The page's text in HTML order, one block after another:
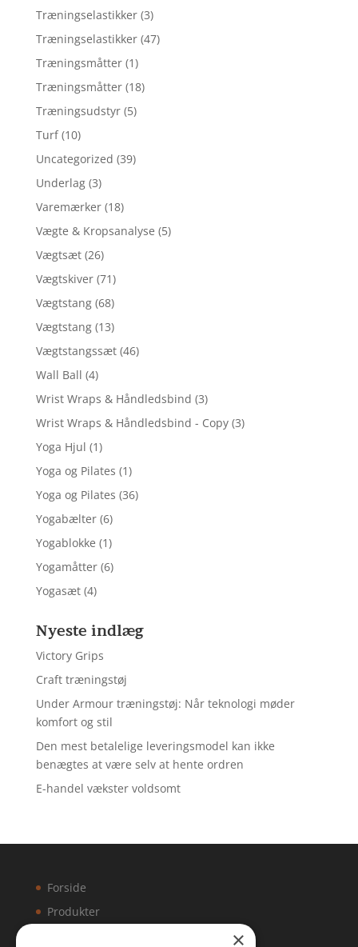
Træningselastikker (3)
Træningselastikker (47)
Træningsmåtter (1)
Træningsmåtter (18)
Træningsudstyr (5)
Turf (10)
Uncategorized (39)
Underlag (3)
Varemærker (18)
Vægte & Kropsanalyse (5)
Vægtsæt (26)
Vægtskiver (71)
Vægtstang (68)
Vægtstang (13)
Vægtstangssæt (46)
Wall Ball (4)
Wrist Wraps & Håndledsbind (3)
Wrist Wraps & Håndledsbind - Copy (3)
Yoga Hjul (1)
Yoga og Pilates (1)
Yoga og Pilates (36)
Yogabælter (6)
Yogablokke (1)
Yogamåtter (6)
Yogasæt (4)
Nyeste indlæg
Victory Grips
Craft træningstøj
Under Armour træningstøj: Når teknologi møder
komfort og stil
Den mest betalelige leveringsmodel kan ikke
benægtes at være selv at hente ordren
E-handel vækster voldsomt
Forside
Produkter
×